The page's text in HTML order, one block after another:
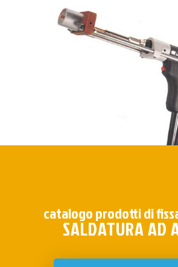
catalogo prodotti di
SALDATURA AD